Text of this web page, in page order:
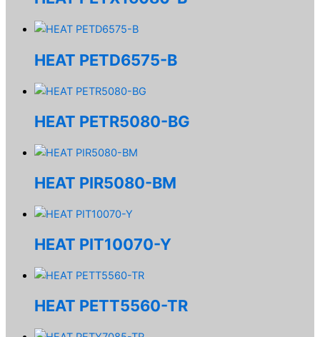
HEAT PETD6575-B
HEAT PETR5080-BG
HEAT PIR5080-BM
HEAT PIT10070-Y
HEAT PETT5560-TR